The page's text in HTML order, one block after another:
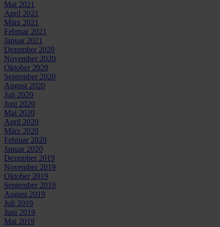
Mai 2021
April 2021
März 2021
Februar 2021
Januar 2021
Dezember 2020
November 2020
Oktober 2020
September 2020
August 2020
Juli 2020
Juni 2020
Mai 2020
April 2020
März 2020
Februar 2020
Januar 2020
Dezember 2019
November 2019
Oktober 2019
September 2019
August 2019
Juli 2019
Juni 2019
Mai 2019